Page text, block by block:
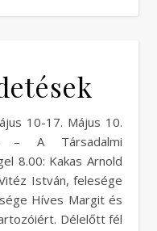
– A Társadalmi
8.00: Kakas Arnold
István, felesége
Híves Margit és
Délelőtt fél